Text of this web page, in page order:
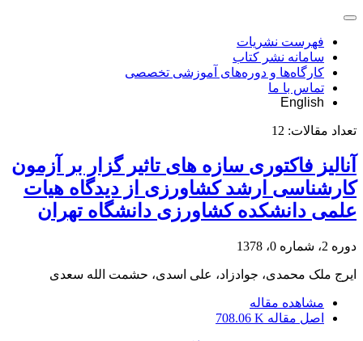
فهرست نشریات
سامانه نشر کتاب
کارگاه‌ها و دوره‌های آموزشی تخصصی
تماس با ما
English
تعداد مقالات: 12
آنالیز فاکتوری سازه های تاثیر گزار بر آزمون
کارشناسی ارشد کشاورزی از دیدگاه هیات
علمی دانشکده کشاورزی دانشگاه تهران
دوره 2، شماره 0، 1378
ایرج ملک محمدی، جوادزاد، علی اسدی، حشمت الله سعدی
مشاهده مقاله
اصل مقاله 708.06 K